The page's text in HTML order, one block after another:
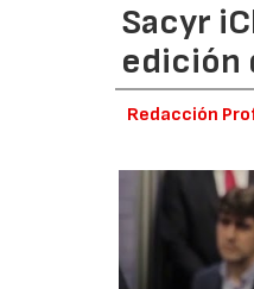
Sacyr
edición
Redacción